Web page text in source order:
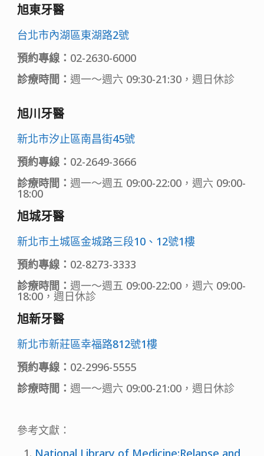
旭東牙醫
台北市內湖區東湖路2號
預約專線： 02-2630-6000
診療時間：週一～週六 09:30-21:30，週日休診
旭川牙醫
新北市汐止區南昌街45號
預約專線： 02-2649-3666
診療時間：週一～週五 09:00-22:00，週六 09:00-
18:00
旭城牙醫
新北市土城區金城路三段10、12號1樓
預約專線： 02-8273-3333
診療時間：週一～週五 09:00-22:00，週六 09:00-
18:00，週日休診
旭新牙醫
新北市新莊區幸福路812號1樓
預約專線： 02-2996-5555
診療時間：週一～週六 09:00-21:00，週日休診
參考文獻：
National Library of Medicine:Relapse and